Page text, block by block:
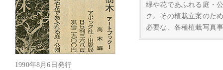
1990年8月6日発行
緑や花であふれる庭・
ク。その植栽立案のた
必要な、各種植栽写真